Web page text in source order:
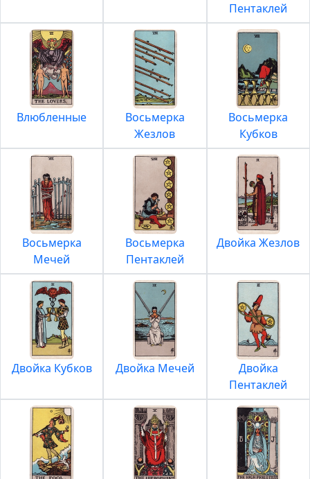
Пентаклей
Влюбленные
Восьмерка
Жезлов
Восьмерка
Кубков
Восьмерка
Мечей
Восьмерка
Пентаклей
Двойка Жезлов
Двойка Кубков Двойка Мечей
Двойка
Пентаклей